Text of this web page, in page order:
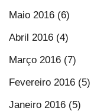
Maio 2016 (6)
Abril 2016 (4)
Março 2016 (7)
Fevereiro 2016 (5)
Janeiro 2016 (5)